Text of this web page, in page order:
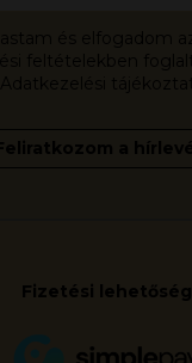
Fizetési lehetőség